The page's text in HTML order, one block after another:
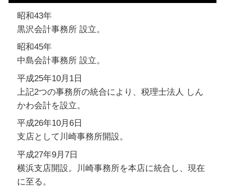
昭和43年
黒沢会計事務所 設立。
昭和45年
中島会計事務所 設立。
平成25年10月1日
上記2つの事務所の統合により、税理士法人 しん
かわ会計を設立。
平成26年10月6日
支店として川崎事務所開設。
平成27年9月7日
横浜支店開設。川崎事務所を本店に統合し、現在
に至る。